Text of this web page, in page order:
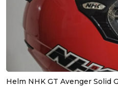
Helm NHK GT Avenger Solid